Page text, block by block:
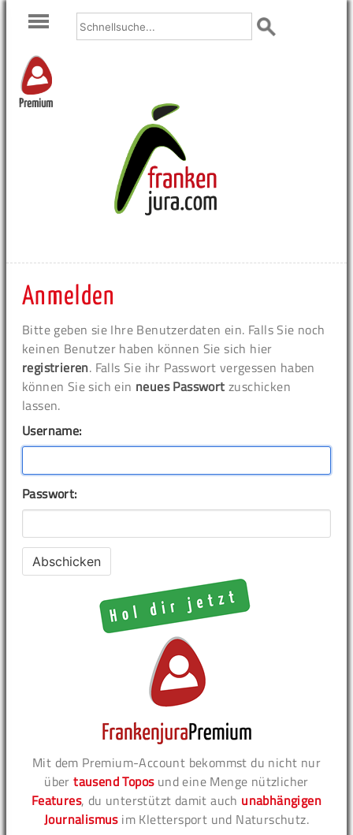
Premium
Anmelden
Bitte geben sie Ihre Benutzerdaten ein. Falls Sie noch
keinen Benutzer haben können Sie sich hier
registrieren. Falls Sie ihr Passwort vergessen haben
können Sie sich ein neues Passwort zuschicken
lassen.
Username:
Passwort:
Mit dem Premium-Account bekommst du nicht nur
übertausend Toposund eine Menge nützlicher
Features, du unterstützt damit auch unabhängigen
Journalismusim Klettersport und Naturschutz.